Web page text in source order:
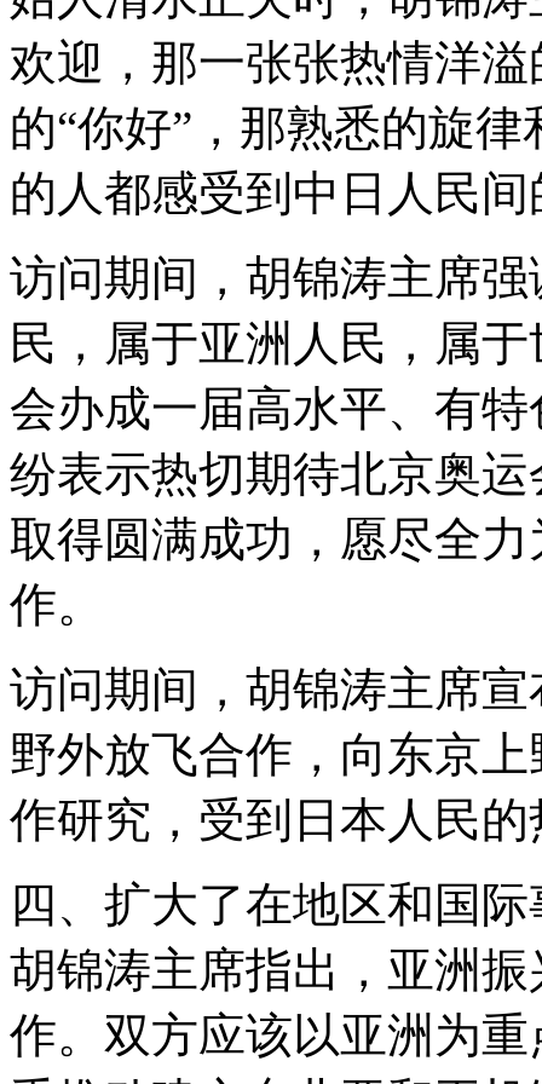
欢迎，那一张张热情洋
的“你好”，那熟悉的旋
的人都感受到中日人民
访问期间，胡锦涛主席
民，属于亚洲人民，属
会办成一届高水平、有
纷表示热切期待北京奥
取得圆满成功，愿尽全
作。
访问期间，胡锦涛主席
野外放飞合作，向东京
作研究，受到日本人民
四、扩大了在地区和国
胡锦涛主席指出，亚洲
作。双方应该以亚洲为